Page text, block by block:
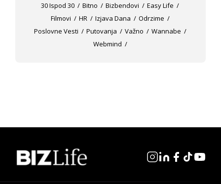
30 Ispod 30 Bitno Bizbendovi
Easy Life
Filmovi
HR Izjava Dana
Odrzime
Poslovne Vesti
Putovanja Važno
Wannabe
Webmind